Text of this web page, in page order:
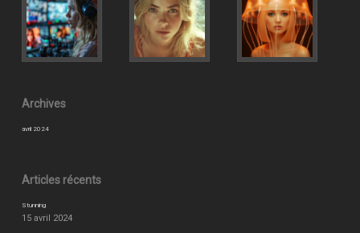
Archives
avril 2024
Articles récents
Stunning
15 avril 2024